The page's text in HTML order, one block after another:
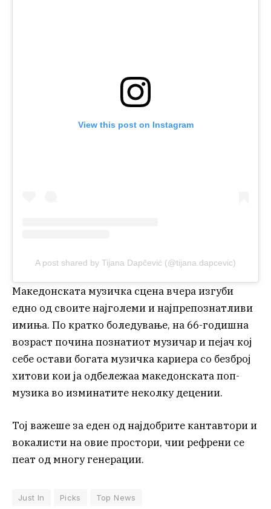
View this post on Instagram
A post shared by Tijana Dapčević (@tijana.dapcevic)
Македонската музичка сцена вчера изгуби
едно од своите најголеми и најпрепознатливи
имиња. По кратко боледување, на 66-годишна
возраст почина познатиот музичар и пејач кој
себе остави богата музичка кариера со безброј
хитови кои ја одбележаа македонската поп-
музика во изминатите неколку децении.
Тој важеше за еден од најдобрите кантавтори и
вокалисти на овие простори, чии рефрени се
пеат од многу генерации.
Just In Picks Top News